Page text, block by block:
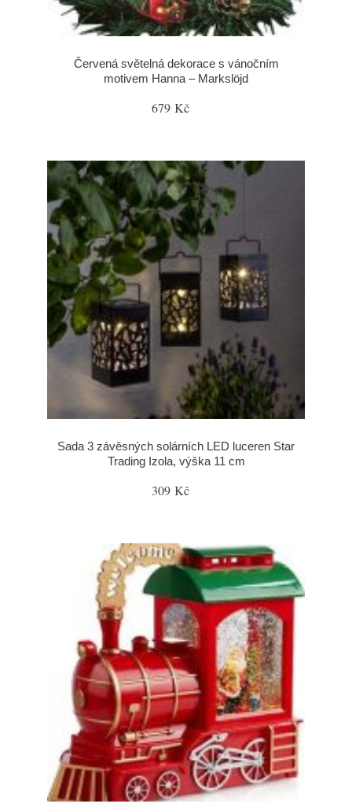
Červená světelná dekorace s vánočním
motivem Hanna – Markslöjd
679 Kč
Sada 3 závěsných solárních LED luceren Star
Trading Izola, výška 11 cm
309 Kč